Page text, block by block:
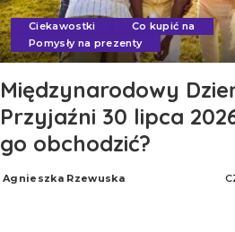
Ciekawostki
Co kupić na
Pomysły na prezenty
Międzynarodowy
Przyjaźni 30 lipca
go obchodzić?
Posted
Agnieszka Rzewuska